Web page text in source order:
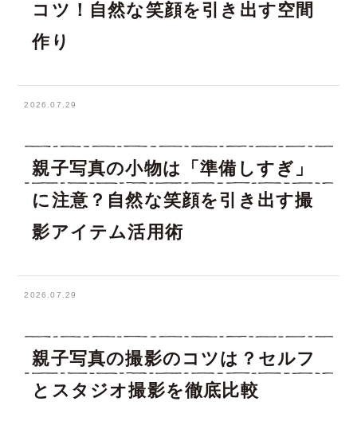
コツ！自然な笑顔を引き出す空間
作り
2026.07.29
親子写真の小物は「準備しすぎ」
に注意？自然な笑顔を引き出す撮
影アイテム活用術
2026.07.29
親子写真の撮影のコツは？セルフ
とスタジオ撮影を徹底比較